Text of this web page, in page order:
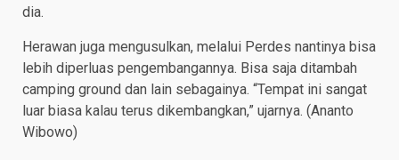
dia.
Herawan juga mengusulkan, melalui Perdes nantinya bisa
lebih diperluas pengembangannya. Bisa saja ditambah
camping ground dan lain sebagainya. “Tempat ini sangat
luar biasa kalau terus dikembangkan,” ujarnya. (Ananto
Wibowo)